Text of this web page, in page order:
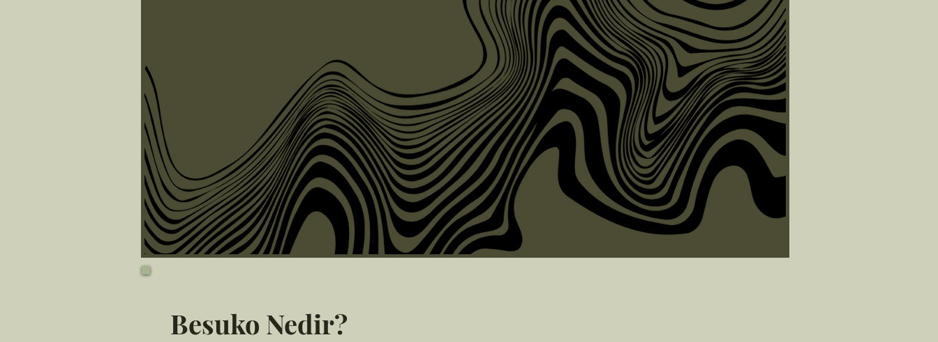
Besuko Nedir?